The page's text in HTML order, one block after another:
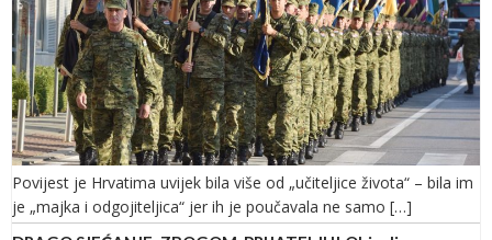
Povijest je Hrvatima uvijek bila više od „učiteljice života“ – bila im
je „majka i odgojiteljica“ jer ih je poučavala ne samo […]